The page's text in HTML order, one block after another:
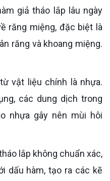
giả tháo lắp lâu ngày
răng miệng, đặc biệt là
răng và khoang miệng.
các dung dịch trong
nhựa gây nên mùi hôi
dấu hàm, tạo ra các kẽ